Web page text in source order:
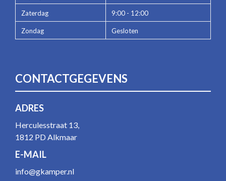
Zaterdag 9:00 - 12:00
Zondag Gesloten
CONTACTGEGEVENS
ADRES
Herculesstraat 13,
1812 PD Alkmaar
E-MAIL
info@gkamper.nl